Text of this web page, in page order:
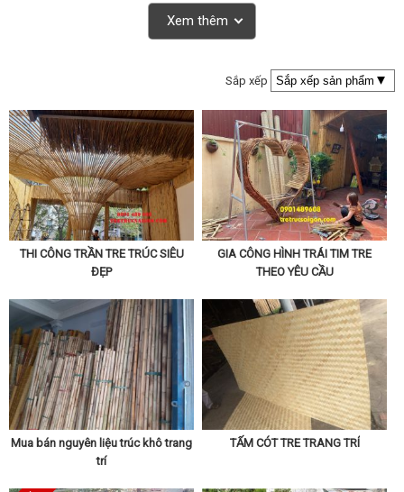
. Đối tác thường xuyên của chúng Tôi là các nhà thầu xây
dựng, quán ăn, nhà hàng, spa, quán karaoke…
Cây trúc trang trí bán tại tphcm
(Xem thêm các sản phẩm bên dưới)
Xem thêm
Sắp xếp
THI CÔNG TRẦN TRE TRÚC SIÊU
ĐẸP
GIA CÔNG HÌNH TRÁI TIM TRE
THEO YÊU CẦU
Mua bán nguyên liệu trúc khô trang
trí
TẤM CÓT TRE TRANG TRÍ